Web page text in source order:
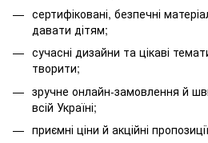
сертифіковані, безпечні
давати дітям;
сучасні дизайни та цікаві
творити;
зручне онлайн-замовлення й
всій Україні;
приємні ціни й акційні